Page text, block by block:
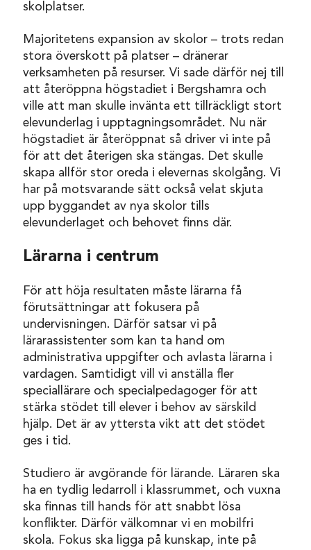
skolplatser.
Majoritetens expansion av skolor – trots redan
stora överskott på platser – dränerar
verksamheten på resurser. Vi sade därför nej till
att återöppna högstadiet i Bergshamra och
ville att man skulle invänta ett tillräckligt stort
elevunderlag i upptagningsområdet. Nu när
högstadiet är återöppnat så driver vi inte på
för att det återigen ska stängas. Det skulle
skapa allför stor oreda i elevernas skolgång. Vi
har på motsvarande sätt också velat skjuta
upp byggandet av nya skolor tills
elevunderlaget och behovet finns där.
Lärarna i centrum
För att höja resultaten måste lärarna få
förutsättningar att fokusera på
undervisningen. Därför satsar vi på
lärarassistenter som kan ta hand om
administrativa uppgifter och avlasta lärarna i
vardagen. Samtidigt vill vi anställa fler
speciallärare och specialpedagoger för att
stärka stödet till elever i behov av särskild
hjälp. Det är av yttersta vikt att det stödet
ges i tid.
Studiero är avgörande för lärande. Läraren ska
ha en tydlig ledarroll i klassrummet, och vuxna
ska finnas till hands för att snabbt lösa
konflikter. Därför välkomnar vi en mobilfri
skola. Fokus ska ligga på kunskap, inte på